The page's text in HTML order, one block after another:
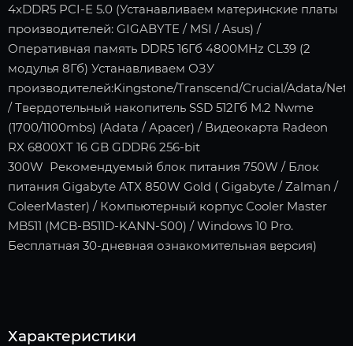
4xDDR5 PCI-E 5.0 (Устанавливаем материнские платы
производителей: GIGABYTE / MSI / Asus) /
Оперативная память DDR5 16Гб 4800MHz CL39 (2
модулья 8Гб) Устанавливаем ОЗУ
производителей:Kingstone/Transcend/Crucial/Adata/
/ Твердотельный накопитель SSD 512Гб M.2 Nwme
(1700/1100mbs) (Adata / Apacer) / Видеокарта Radeon
RX 6800XT 16 GB GDDR6 256-bit
300W Рекомендуемый блок питания 750W / Блок
питания Gigabyte ATX 850W Gold ( Gigabyte / Zalman /
ColeerMaster) / Компьютерный корпус Cooler Master
MB511 (MCB-B511D-KANN-S00) / Windows 10 Pro.
Бесплатная 30-дневная ознакомительная версия)
Характеристики